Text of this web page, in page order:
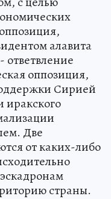
алавита
ответвление
оппозиция,
Сирией
иракского
Две
от каких-либо
страны.